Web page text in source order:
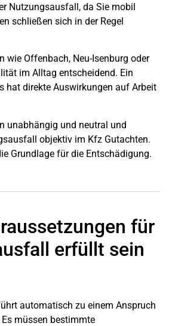
Nutzungsausfall, da Sie mobil
schließen sich in der Regel
wie Offenbach, Neu-Isenburg oder
im Alltag entscheidend. Ein
hat direkte Auswirkungen auf Arbeit
unabhängig und neutral und
objektiv im Kfz Gutachten.
Grundlage für die Entschädigung.
für
erfüllt sein
automatisch zu einem Anspruch
müssen bestimmte